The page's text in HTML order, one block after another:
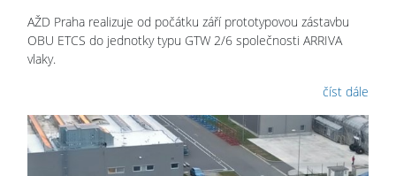
AŽD Praha realizuje od počátku září prototypovou zástavbu
OBU ETCS do jednotky typu GTW 2/6 společnosti ARRIVA
vlaky.
číst dále